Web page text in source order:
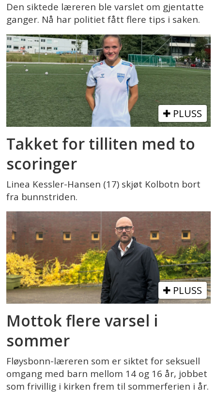
Den siktede læreren ble varslet om gjentatte
ganger. Nå har politiet fått flere tips i saken.
PLUSS
Takket for tilliten med to
scoringer
Linea Kessler-Hansen (17) skjøt Kolbotn bort
fra bunnstriden.
PLUSS
Mottok flere varsel i
sommer
Fløysbonn-læreren som er siktet for seksuell
omgang med barn mellom 14 og 16 år, jobbet
som frivillig i kirken frem til sommerferien i år.